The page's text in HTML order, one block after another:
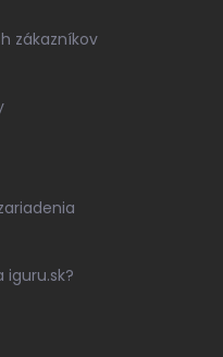
zákazníkov
iguru.sk?